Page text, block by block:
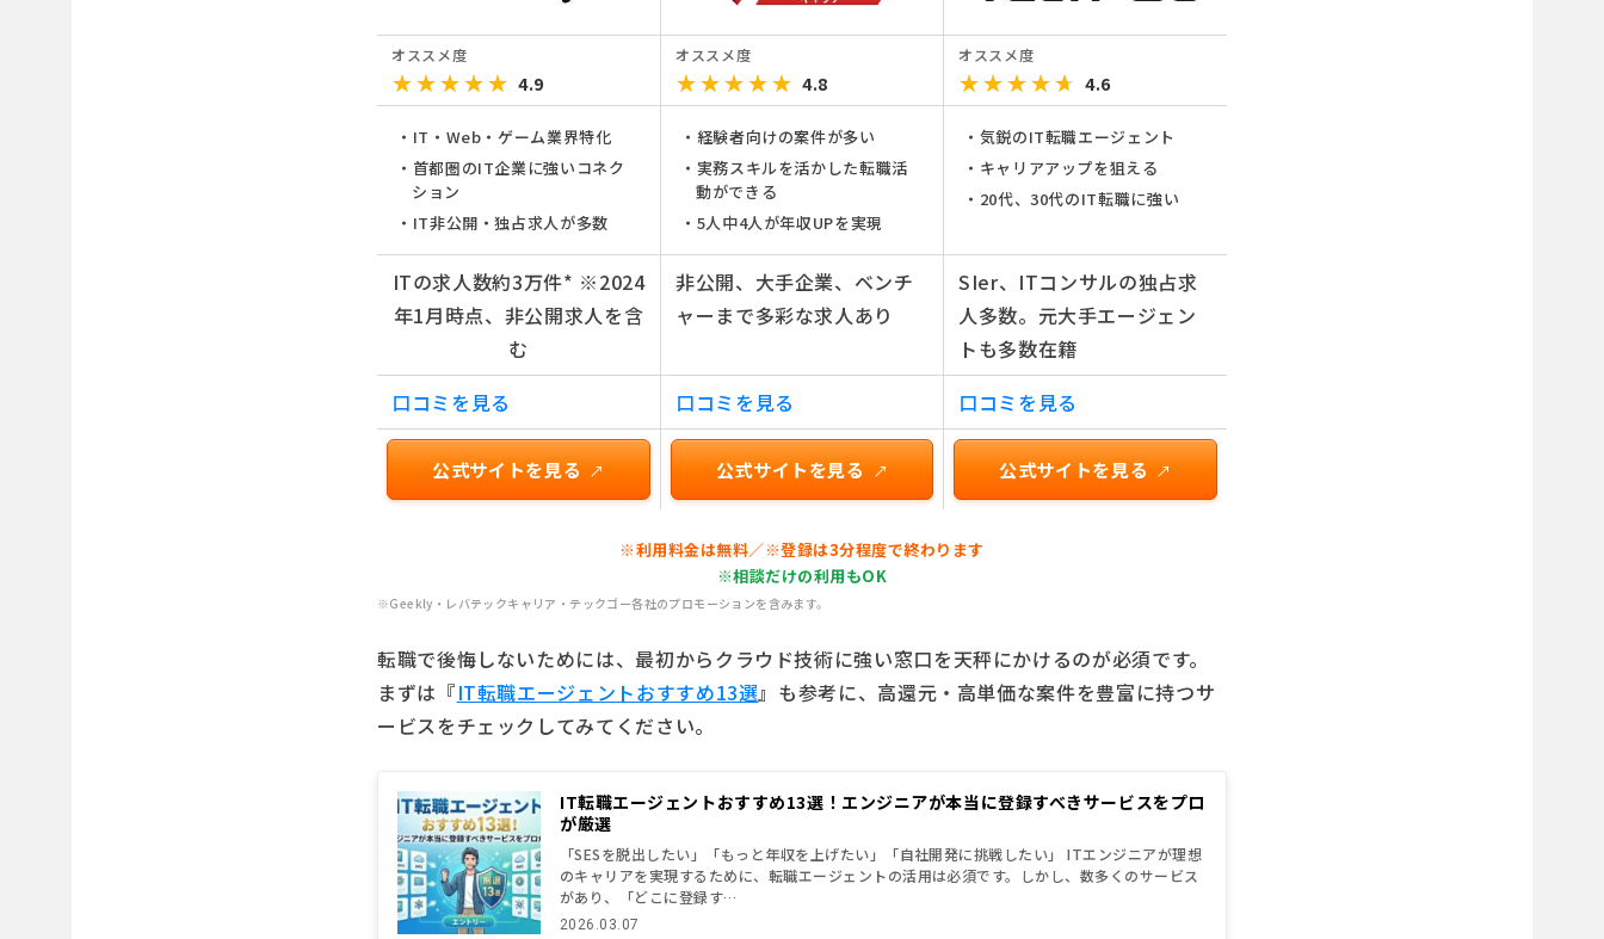
オススメ度
★★★★★
★★★★★ 4.9
オススメ度
★★★★★
★★★★★ 4.8
オススメ度
★★★★★
★★★★★ 4.6
IT・Web・ゲーム業界特化
首都圏のIT企業に強いコネク
ション
IT非公開・独占求人が多数
経験者向けの案件が多い
実務スキルを活かした転職活
動ができる
5人中4人が年収UPを実現
気鋭のIT転職エージェント
キャリアアップを狙える
20代、30代のIT転職に強い
ITの求人数約3万件* ※2024
年1月時点、非公開求人を含
む
非公開、大手企業、ベンチ
ャーまで多彩な求人あり
SIer、ITコンサルの独占求
人多数。元大手エージェン
トも多数在籍
口コミを見る
口コミを見る 口コミを見る
公式サイトを見る ↗ 公式サイトを見る ↗ 公式サイトを見る ↗
※利用料金は無料／※登録は3分程度で終わります
※相談だけの利用もOK
※Geekly・レバテックキャリア・テックゴー各社のプロモーションを含みます。
転職で後悔しないためには、最初からクラウド技術に強い窓口を天秤にかけるのが必須です。
まずは『IT転職エージェントおすすめ13選』も参考に、高還元・高単価な案件を豊富に持つサ
ービスをチェックしてみてください。
IT転職エージェントおすすめ13選！エンジニアが本当に登録すべきサービスをプロ
が厳選
「SESを脱出したい」「もっと年収を上げたい」「自社開発に挑戦したい」 ITエンジニアが理想
のキャリアを実現するために、転職エージェントの活用は必須です。しかし、数多くのサービス
があり、「どこに登録す…
2026.03.07